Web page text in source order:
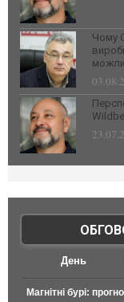
Чому
День
Магнітні бурі: